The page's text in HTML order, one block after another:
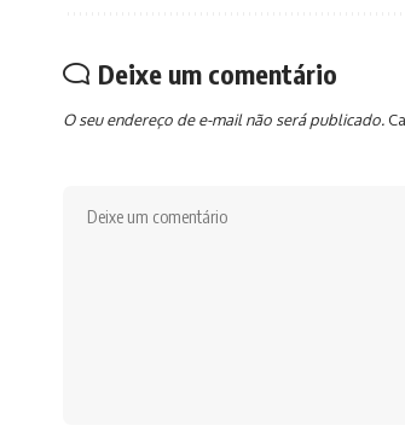
Deixe um comentário
O seu endereço de e-mail não será publicado.